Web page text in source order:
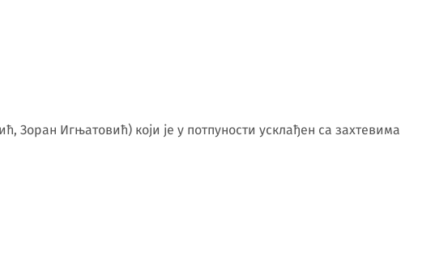
Игњатовић) који је у потпуности усклађен са захтевима